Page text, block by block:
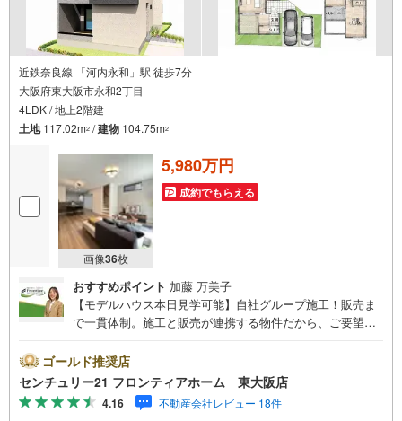
近鉄奈良線 「河内永和」駅 徒歩7分
大阪府東大阪市永和2丁目
4LDK / 地上2階建
土地117.02m2 /建物 104.75m2
画像36枚
5,980万円
成約でもらえる
おすすめポイント 加藤 万美子
【モデルハウス本日見学可能】自社グループ施工！販売ま
で一貫体制。施工と販売が連携する物件だから、ご要望に
ない家づくり。＜防犯面＞・玄関付近に防犯カメラ設置し
ており付近での動きを録画しております＜立地＞・桜橋小
学校まで徒歩約8分・上小阪中学校まで徒歩約17分～自社ブ
ランド物件:建売価格で「理想」を諦めない住まい～■なぜ
ゴールド推奨店
センチュリー21 フロンティアホーム 東大阪店
4.16 不動産会社レビュー 18件